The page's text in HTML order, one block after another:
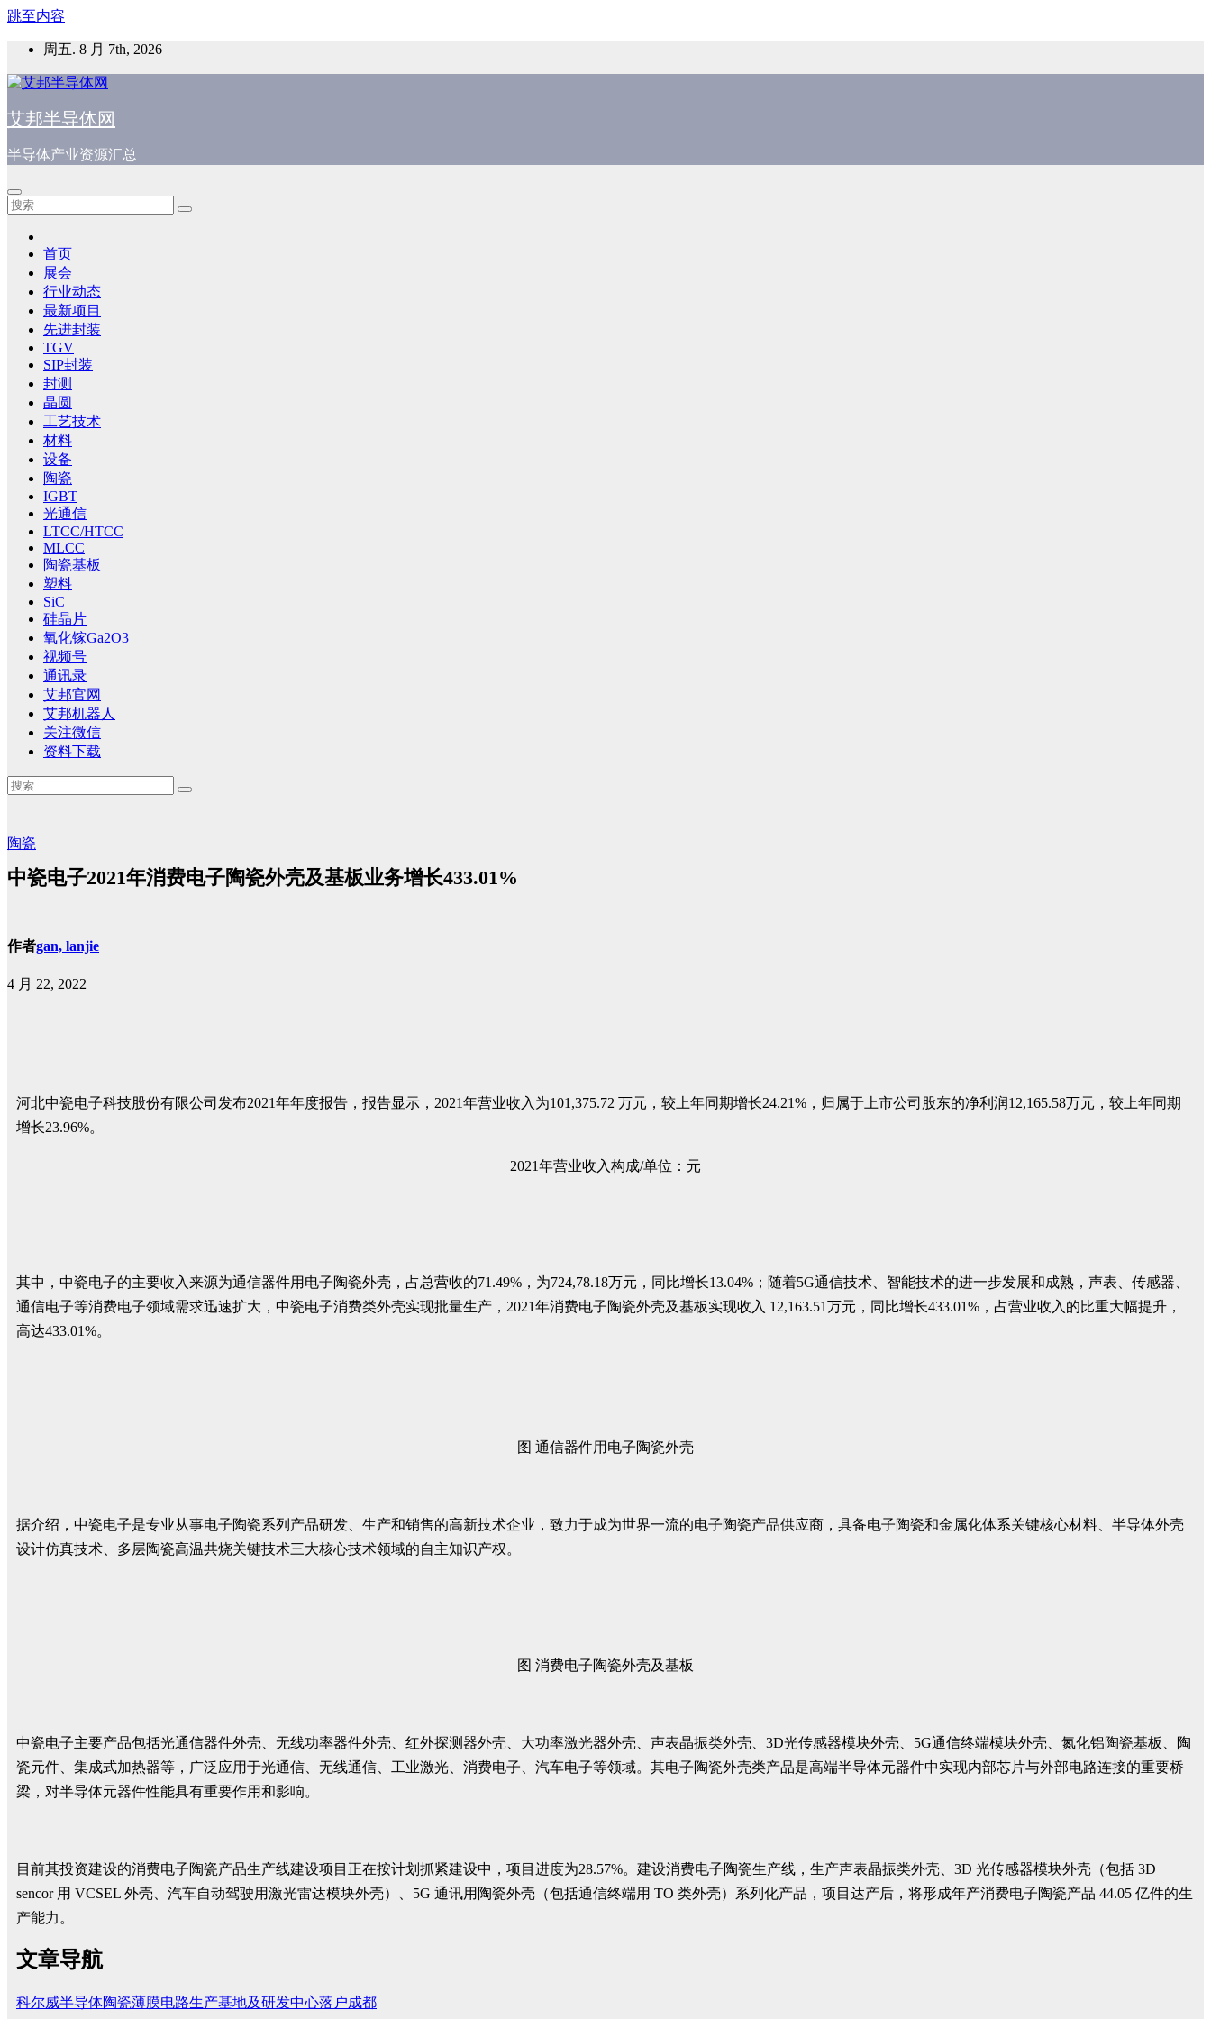
跳至内容
周五. 8 月 7th, 2026
艾邦半导体网
半导体产业资源汇总
首页
展会
行业动态
最新项目
先进封装
TGV
SIP封装
封测
晶圆
工艺技术
材料
设备
陶瓷
IGBT
光通信
LTCC/HTCC
MLCC
陶瓷基板
塑料
SiC
硅晶片
氧化镓Ga2O3
视频号
通讯录
艾邦官网
艾邦机器人
关注微信
资料下载
陶瓷
中瓷电子2021年消费电子陶瓷外壳及基板业务增长433.01%
作者gan, lanjie
4 月 22, 2022
河北中瓷电子科技股份有限公司发布2021年年度报告，报告显示，2021年营业收入为101,375.72 万元，较上年同期增长24.21%，归属于上市公司股东的净利润12,165.58万元，较上年同期
增长23.96%。
2021年营业收入构成/单位：元
其中，中瓷电子的主要收入来源为通信器件用电子陶瓷外壳，占总营收的71.49%，为724,78.18万元，同比增长13.04%；随着5G通信技术、智能技术的进一步发展和成熟，声表、传感器、
通信电子等消费电子领域需求迅速扩大，中瓷电子消费类外壳实现批量生产，2021年消费电子陶瓷外壳及基板实现收入 12,163.51万元，同比增长433.01%，占营业收入的比重大幅提升，
高达433.01%。
图 通信器件用电子陶瓷外壳
据介绍，中瓷电子是专业从事电子陶瓷系列产品研发、生产和销售的高新技术企业，致力于成为世界一流的电子陶瓷产品供应商，具备电子陶瓷和金属化体系关键核心材料、半导体外壳
设计仿真技术、多层陶瓷高温共烧关键技术三大核心技术领域的自主知识产权。
图 消费电子陶瓷外壳及基板
中瓷电子主要产品包括光通信器件外壳、无线功率器件外壳、红外探测器外壳、大功率激光器外壳、声表晶振类外壳、3D光传感器模块外壳、5G通信终端模块外壳、氮化铝陶瓷基板、陶
瓷元件、集成式加热器等，广泛应用于光通信、无线通信、工业激光、消费电子、汽车电子等领域。其电子陶瓷外壳类产品是高端半导体元器件中实现内部芯片与外部电路连接的重要桥
梁，对半导体元器件性能具有重要作用和影响。
目前其投资建设的消费电子陶瓷产品生产线建设项目正在按计划抓紧建设中，项目进度为28.57%。建设消费电子陶瓷生产线，生产声表晶振类外壳、3D 光传感器模块外壳（包括 3D
sencor 用 VCSEL 外壳、汽车自动驾驶用激光雷达模块外壳）、5G 通讯用陶瓷外壳（包括通信终端用 TO 类外壳）系列化产品，项目达产后，将形成年产消费电子陶瓷产品 44.05 亿件的生
产能力。
文章导航
科尔威半导体陶瓷薄膜电路生产基地及研发中心落户成都